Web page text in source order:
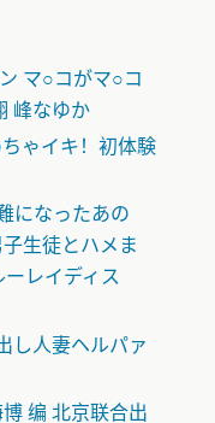
マ○コがマ○コ
峰なゆか
ゃイキ！初体験
になったあの
生徒とハメま
レイディス
し人妻ヘルパァ
编 北京联合出